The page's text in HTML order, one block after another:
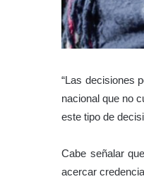
“Las decisiones
nacional que no
este tipo de
Cabe señalar
acercar